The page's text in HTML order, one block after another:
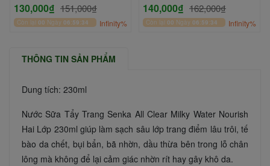
130,000₫ 151,000₫
Còn lại 00 Ngày 06:59:33 Infinity%
140,000₫ 162,000₫
Còn lại 00 Ngày 06:59:33 Infinity%
THÔNG TIN SẢN PHẨM
Dung tích: 230ml
Nước Sữa Tẩy Trang Senka All Clear Milky Water Nourish
Hai Lớp 230ml giúp làm sạch sâu lớp trang điểm lâu trôi, tế
bào da chết, bụi bẩn, bã nhờn, dầu thừa bên trong lỗ chân
lông mà không để lại cảm giác nhờn rít hay gây khô da.